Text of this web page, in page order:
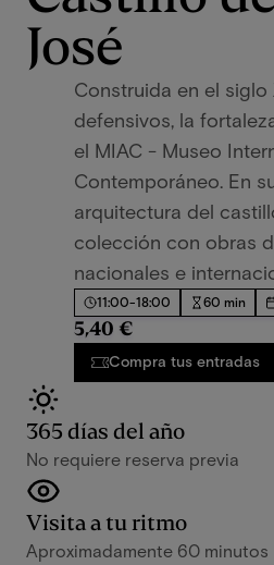
José
Construida en el siglo
defensivos, la
el MIAC - Museo
Contemporáneo. En
arquitectura del
colección con obras
nacionales e
11:00-18:00 60 min
5,40 €
Compra tus entradas
365 días del año
No requiere reserva previa
Visita a tu ritmo
Aproximadamente 60 minutos